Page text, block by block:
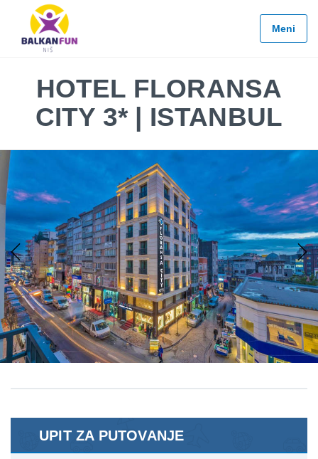
Travel
EVROPSKI
GRADOVI
EGZOTIČNE
DESTINACIJE
KONTAKTIRAJTE
Meni
HOTEL FLORANSA
CITY 3* | ISTANBUL
Previous Next
UPIT ZA PUTOVANJE